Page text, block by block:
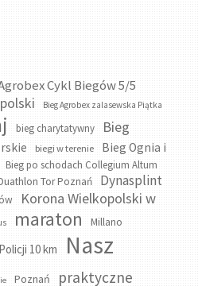
Cykl Biegów 5/5
Bieg Agrobex zalasewska Piątka
bieg charytatywny
Bieg
biegi w terenie
Bieg Ognia i
Bieg po schodach Collegium Altum
Tor Poznań Dynasplint
Korona Wielkopolski w
maraton Millano
10 km
Nasz
Poznań
praktyczne